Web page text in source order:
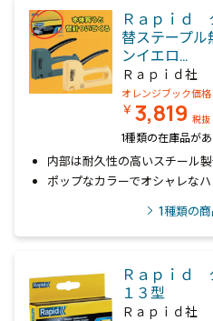
Ｒａｐｉｄ
替ステープ
ンイエロ…
Ｒａｐｉｄ社
オレンジブック価格
￥ 3,819 税抜
1種類の在庫品が
内部は耐久性の高いスチール
ポップなカラーでオシャレなハ
1種類の
Ｒａｐｉｄ
１３型
Ｒａｐｉｄ社